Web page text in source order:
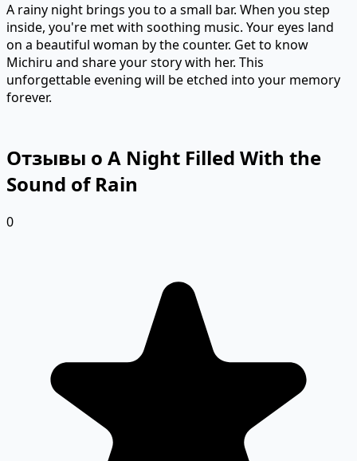
A rainy night brings you to a small bar. When you step
inside, you're met with soothing music. Your eyes land
on a beautiful woman by the counter. Get to know
Michiru and share your story with her. This
unforgettable evening will be etched into your memory
forever.
Отзывы о A Night Filled With the
Sound of Rain
0